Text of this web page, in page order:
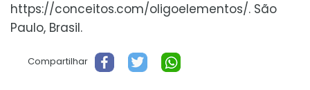
https://conceitos.com/oligoelementos/. São
Paulo, Brasil.
Compartilhar